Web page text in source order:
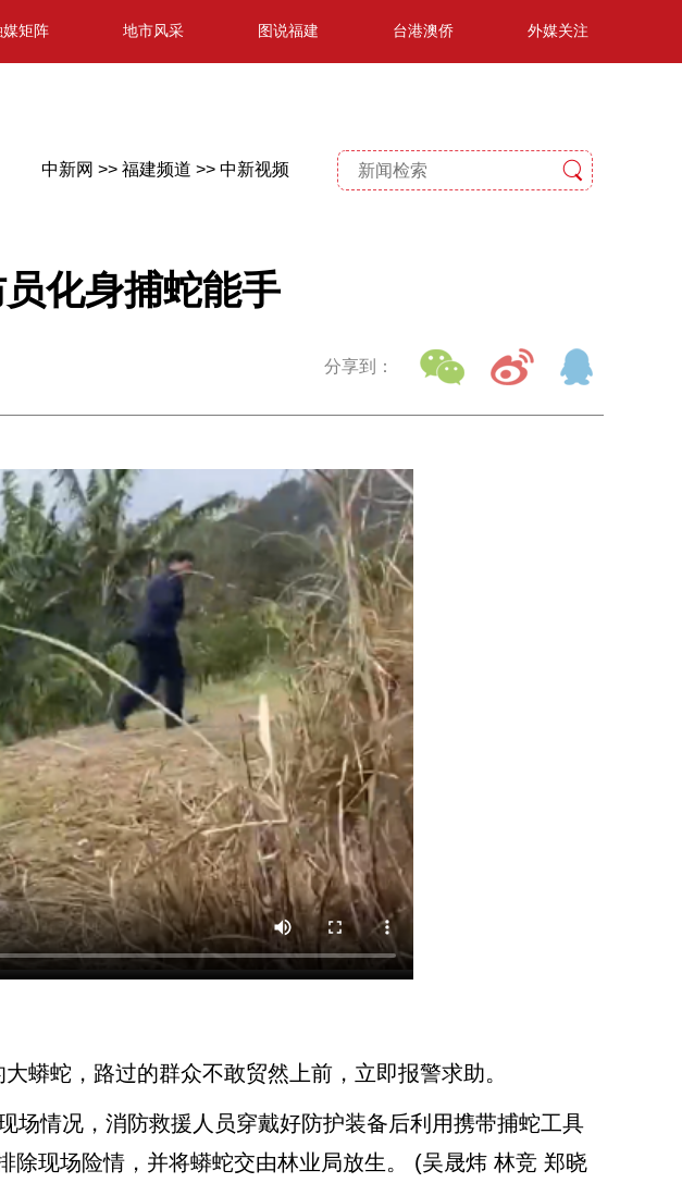
媒矩阵 地市风采 图说福建 台港澳侨 外媒关注
中新网 >> 福建频道 >> 中新视频
化身捕蛇能手
分享到：
蛇，路过的群众不敢贸然上前，立即报警求助。
情况，消防救援人员穿戴好防护装备后利用携带捕蛇工具
现场险情，并将蟒蛇交由林业局放生。 (吴晟炜 林竞 郑晓